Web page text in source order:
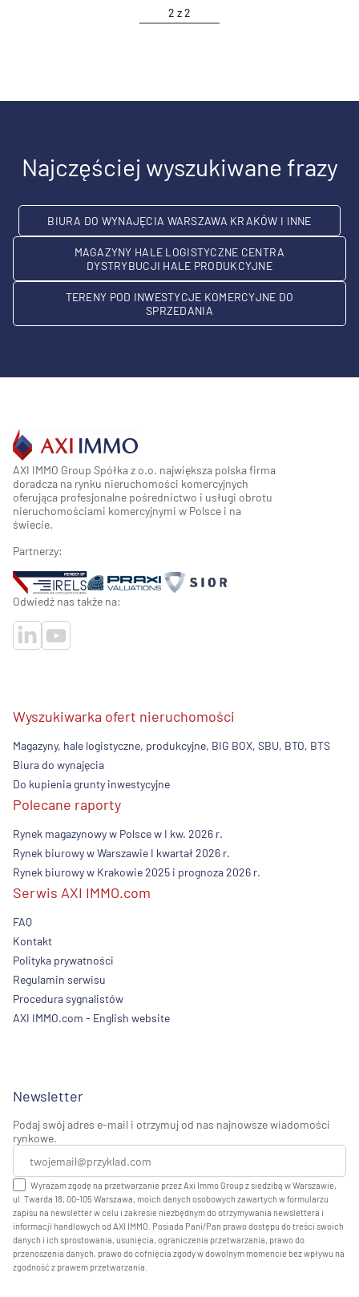
2 z2
Najczęściej wyszukiwane frazy
BIURA DO WYNAJĘCIA WARSZAWA KRAKÓW I INNE
MAGAZYNY HALE LOGISTYCZNE CENTRA
DYSTRYBUCJI HALE PRODUKCYJNE
TERENY POD INWESTYCJE KOMERCYJNE DO
SPRZEDANIA
AXI IMMO Group Spółka z o.o. największa polska firma
doradcza na rynku nieruchomości komercyjnych
oferująca profesjonalne pośrednictwo i usługi obrotu
nieruchomościami komercyjnymi w Polsce i na
świecie.
Partnerzy:
Odwiedź nas także na:
Wyszukiwarka ofert nieruchomości
Magazyny, hale logistyczne, produkcyjne, BIG BOX, SBU, BTO, BTS
Biura do wynajęcia
Do kupienia grunty inwestycyjne
Polecane raporty
Rynek magazynowy w Polsce w I kw. 2026 r.
Rynek biurowy w Warszawie I kwartał 2026 r.
Rynek biurowy w Krakowie 2025 i prognoza 2026 r.
Serwis AXI IMMO.com
FAQ
Kontakt
Polityka prywatności
Regulamin serwisu
Procedura sygnalistów
AXI IMMO.com - English website
Newsletter
Podaj swój adres e-mail i otrzymuj od nas najnowsze wiadomości
rynkowe.
Wyrażam zgodę na przetwarzanie przez Axi Immo Group z siedzibą w Warszawie,
ul. Twarda 18, 00-105 Warszawa, moich danych osobowych zawartych w formularzu
zapisu na newsletter w celu i zakresie niezbędnym do otrzymywania newslettera i
informacji handlowych od AXI IMMO. Posiada Pani/Pan prawo dostępu do treści swoich
danych i ich sprostowania, usunięcia, ograniczenia przetwarzania, prawo do
przenoszenia danych, prawo do cofnięcia zgody w dowolnym momencie bez wpływu na
zgodność z prawem przetwarzania.